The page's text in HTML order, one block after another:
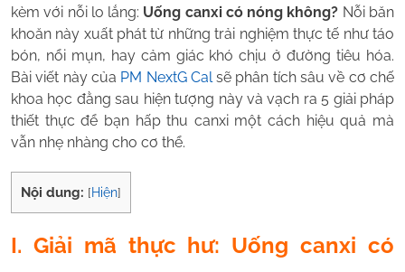
kèm với nỗi lo lắng: Uống canxi có nóng không? Nỗi băn
khoăn này xuất phát từ những trải nghiệm thực tế như táo
bón, nổi mụn, hay cảm giác khó chịu ở đường tiêu hóa.
Bài viết này của PM NextG Cal sẽ phân tích sâu về cơ chế
khoa học đằng sau hiện tượng này và vạch ra 5 giải pháp
thiết thực để bạn hấp thu canxi một cách hiệu quả mà
vẫn nhẹ nhàng cho cơ thể.
Nội dung: [Hiện]
I. Giải mã thực hư: Uống canxi có